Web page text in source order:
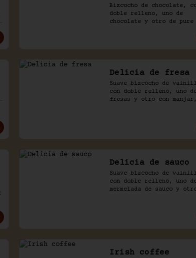
Bizcocho de chocolate,
doble relleno, uno de
chocolate y otro de pure
lúcuma. Baño naked de
Delicia de fresa
Suave bizcocho de
con doble relleno, uno
fresas y otro con manjar,
Delicia de sauco
Suave bizcocho de
con doble relleno, uno
mermelada de sauco y
Irish coffee